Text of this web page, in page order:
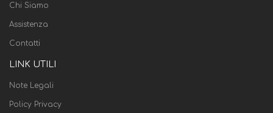
Chi Siamo
Assistenza
Contatti
LINK UTILI
Note Legali
Policy Privacy